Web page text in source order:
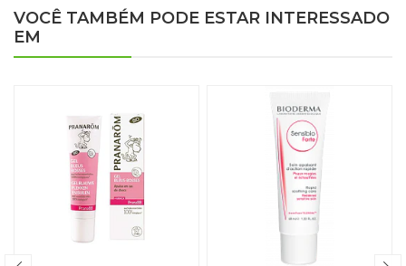
VOCÊ TAMBÉM PODE ESTAR INTERESSADO
EM